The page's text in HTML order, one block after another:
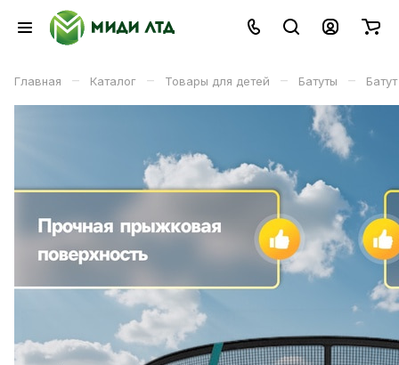
Главная – Каталог – Товары для детей – Батуты –